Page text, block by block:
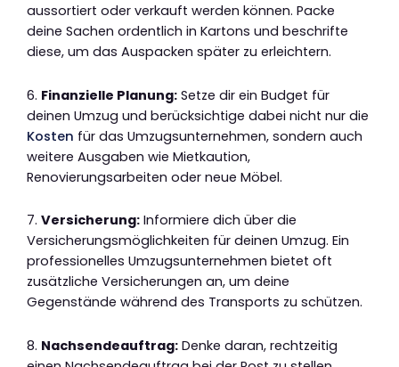
aussortiert oder verkauft werden können. Packe
deine Sachen ordentlich in Kartons und beschrifte
diese, um das Auspacken später zu erleichtern.
6. Finanzielle Planung: Setze dir ein Budget für
deinen Umzug und berücksichtige dabei nicht nur die
Kosten für das Umzugsunternehmen, sondern auch
weitere Ausgaben wie Mietkaution,
Renovierungsarbeiten oder neue Möbel.
7. Versicherung: Informiere dich über die
Versicherungsmöglichkeiten für deinen Umzug. Ein
professionelles Umzugsunternehmen bietet oft
zusätzliche Versicherungen an, um deine
Gegenstände während des Transports zu schützen.
8. Nachsendeauftrag: Denke daran, rechtzeitig